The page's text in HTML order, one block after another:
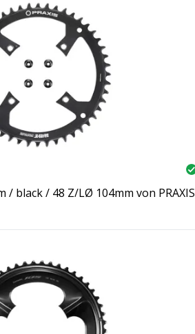
/ black / 48 Z/LØ 104mm von PRAXIS